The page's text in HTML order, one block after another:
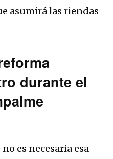
asumirá las riendas
durante el
es necesaria esa